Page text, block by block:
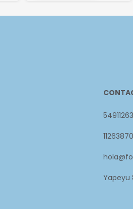
Yapeyu